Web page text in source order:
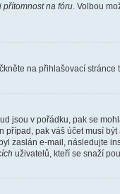
přítomnost na fóru . Volbou
na přihlašovací stránce
jsou v pořádku, pak se
pak váš účet musí
zaslán e-mail, následujte
uživatelů, kteří se snaží